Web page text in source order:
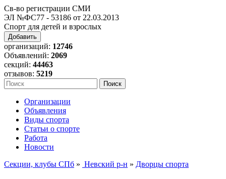
Св-во регистрации СМИ
ЭЛ №ФС77 - 53186 от 22.03.2013
Спорт для детей и взрослых
Добавить
организаций: 12746
Объявлений: 2069
секций: 44463
отзывов: 5219
Организации
Объявления
Виды спорта
Статьи о спорте
Работа
Новости
Секции, клубы СПб » Невский р-н » Дворцы спорта